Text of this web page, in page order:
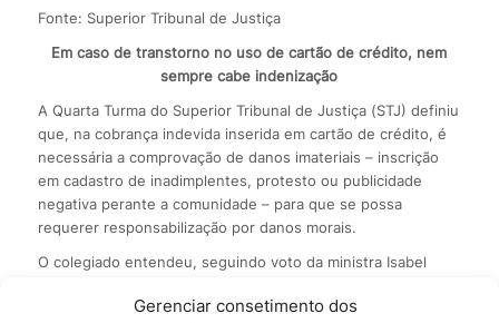
Gerenciar consetimento dos
Fonte: Superior Tribunal de Justiça
Em caso de transtorno no uso de cartão de crédito, nem
sempre cabe indenização
A Quarta Turma do Superior Tribunal de Justiça (STJ) definiu
que, na cobrança indevida inserida em cartão de crédito, é
necessária a comprovação de danos imateriais – inscrição
em cadastro de inadimplentes, protesto ou publicidade
negativa perante a comunidade – para que se possa
requerer responsabilização por danos morais.
O colegiado entendeu, seguindo voto da ministra Isabel
inadimplentes configura dano moral in re ipsa. Isso porque a